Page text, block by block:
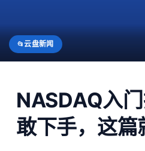
云盘新闻
NASDAQ入
敢下手，这篇